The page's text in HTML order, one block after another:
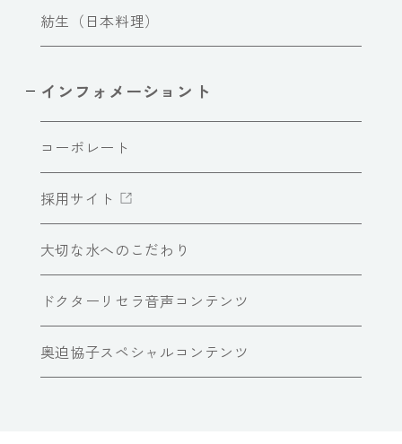
紡生（日本料理）
インフォメーショント
コーポレート
採用サイト
大切な水へのこだわり
ドクターリセラ音声コンテンツ
奥迫協子スペシャルコンテンツ